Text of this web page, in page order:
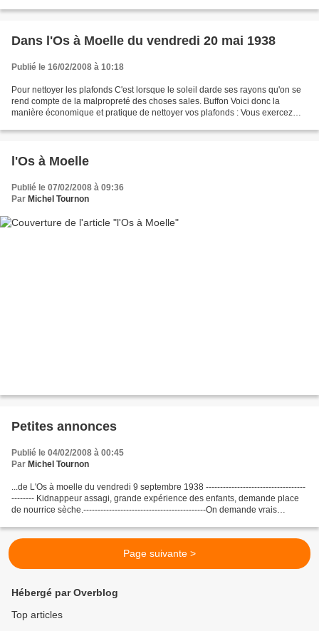
Dans l'Os à Moelle du vendredi 20 mai 1938
Publié le 16/02/2008 à 10:18
Pour nettoyer les plafonds C'est lorsque le soleil darde ses rayons qu'on se
rend compte de la malpropreté des choses sales. Buffon Voici donc la
manière économique et pratique de nettoyer vos plafonds : Vous exercez
l'Os à Moelle
Publié le 07/02/2008 à 09:36
Par Michel Tournon
Petites annonces
Publié le 04/02/2008 à 00:45
Par Michel Tournon
...de L'Os à moelle du vendredi 9 septembre 1938 -----------------------------------
-------- Kidnappeur assagi, grande expérience des enfants, demande place
de nourrice sèche.-------------------------------------------On demande vrais
Page suivante >
Hébergé par Overblog
Top articles